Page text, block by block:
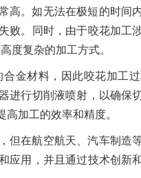
高。如无法在极短的时间
败。同时，由于咬花加工
度复杂的加工方式。
金材料，因此咬花加工
进行切削液喷射，以确保
加工的效率和精度。
但在航空航天、汽车制造
应用，并且通过技术创新